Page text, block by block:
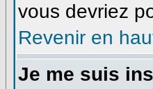
vous devriez
Revenir en
Je me suis